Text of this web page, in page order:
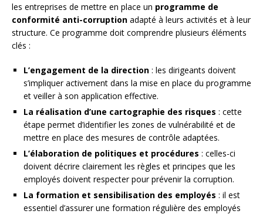
les entreprises de mettre en place un programme de
conformité anti-corruption adapté à leurs activités et à leur
structure. Ce programme doit comprendre plusieurs éléments
clés :
L’engagement de la direction : les dirigeants doivent
s’impliquer activement dans la mise en place du programme
et veiller à son application effective.
La réalisation d’une cartographie des risques : cette
étape permet d’identifier les zones de vulnérabilité et de
mettre en place des mesures de contrôle adaptées.
L’élaboration de politiques et procédures : celles-ci
doivent décrire clairement les règles et principes que les
employés doivent respecter pour prévenir la corruption.
La formation et sensibilisation des employés : il est
essentiel d’assurer une formation régulière des employés